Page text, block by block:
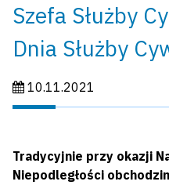
Szefa Służby
Dnia Służby
Data publikacji:
10.11.2021
Tradycyjnie przy okazji
Niepodległości